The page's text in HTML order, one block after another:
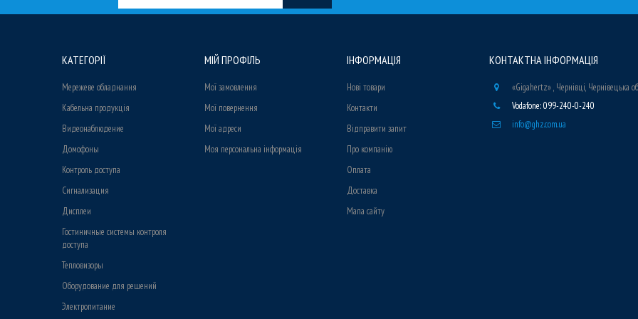
КАТЕГОРІЇ
Мережеве обладнання
Кабельна продукція
Видеонаблюдение
Домофоны
Контроль доступа
Сигнализация
Дисплеи
Гостиничные системы контроля
доступа
Тепловизоры
Оборудование для решений
Электропитание
МІЙ ПРОФІЛЬ
Мої замовлення
Мої повернення
Мої адреси
Моя персональна інформація
ІНФОРМАЦІЯ
Нові товари
Контакти
Відправити запит
Про компанію
Оплата
Доставка
Мапа сайту
КОНТАКТНА ІНФОРМАЦІЯ
«Gigahertz» , Чернівці, Чернівецька
Vodafone: 099-240-0-240
info@ghz.com.ua